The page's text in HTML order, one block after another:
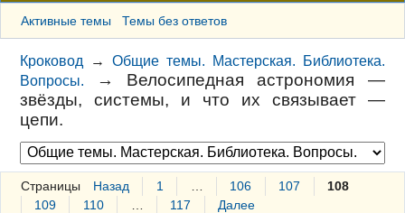
Форум
Архив
ГАЛЕРЕЯ
Правила
Поиск
Регистрация
Активные темы Темы без ответов
Кроковод →Общие темы. Мастерская. Библиотека.
Вопросы.
→ Велосипедная астрономия —
звёзды, системы, и что их связывает —
цепи.
Страницы Назад 1 106 107
108
109
110 117
Далее